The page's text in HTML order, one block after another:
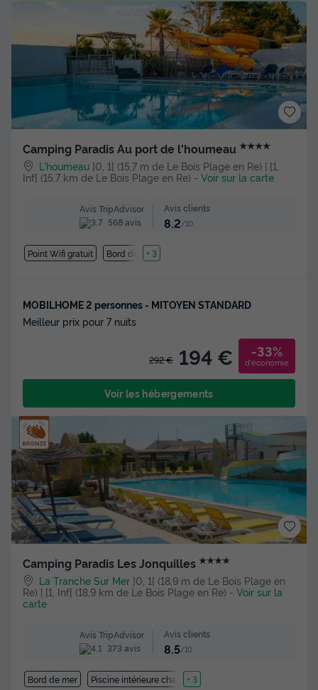
Camping Paradis Au port de l'houmeau ★★★★
L'houmeau ]0, 1[ (15,7 m de Le Bois Plage en Re) | [1,
Inf[ (15,7 km de Le Bois Plage en Re) - Voir sur la carte
Avis TripAdvisor
568 avis
Avis clients
8.2/10
Point Wifi gratuit Bord de mer
+ 3
MOBILHOME 2 personnes - MITOYEN STANDARD
Meilleur prix pour 7 nuits
292 € 194 € -33%
d'économie
Voir les hébergements
Camping Paradis Les Jonquilles ★★★★
La Tranche Sur Mer ]0, 1[ (18,9 m de Le Bois Plage en
Re) | [1, Inf[ (18,9 km de Le Bois Plage en Re) - Voir sur la
carte
Avis TripAdvisor
373 avis
Avis clients
8.5/10
Bord de mer Piscine intérieure chauffée
+ 3